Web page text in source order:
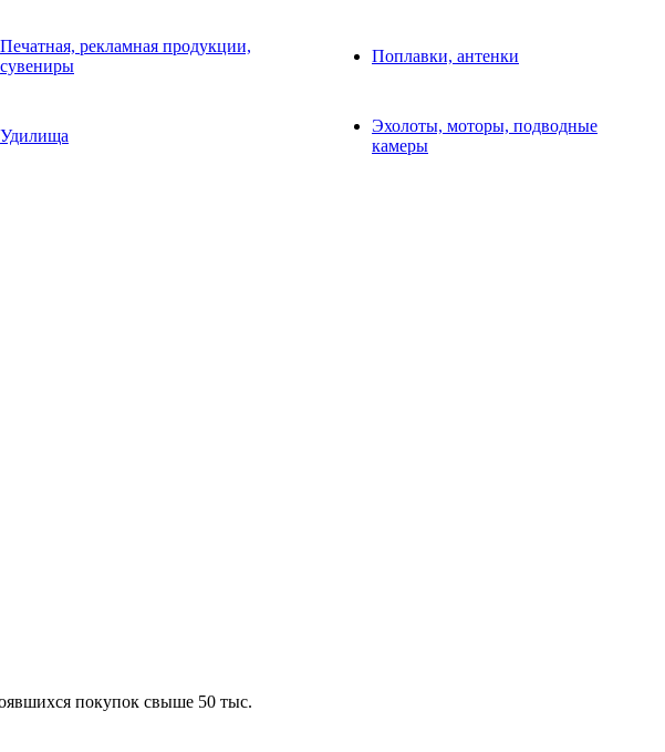
Печатная, рекламная продукции,
сувениры
Поплавки, антенки
Удилища
Эхолоты, моторы, подводные
камеры
покупок свыше 50 тыс.